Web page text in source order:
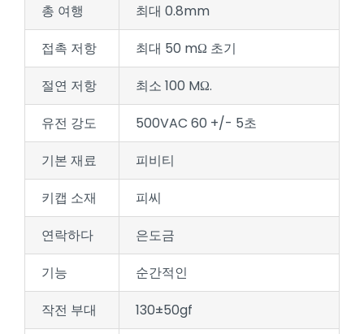
총 여행
최대 0.8mm
접촉 저항
최대 50 mΩ 초기
절연 저항
최소 100 MΩ.
유전 강도
500VAC 60 +/- 5초
기본 재료
피비티
키캡 소재
피씨
연락하다
은도금
기능
순간적인
작전 부대
130±50gf